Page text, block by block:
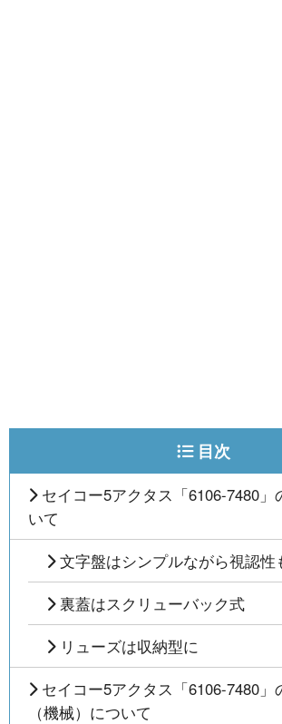
目次
セイコー5アクタス「6106-7480」
いて
文字盤はシンプルながら視認性
裏蓋はスクリューバック式
リューズは収納型に
セイコー5アクタス「6106-7480」
（機械）について